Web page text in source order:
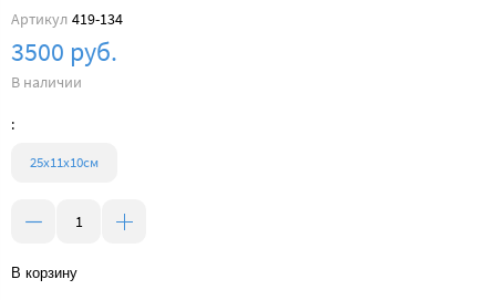
Артикул 419-134
3500 руб.
В наличии
:
25х11х10см
В корзину